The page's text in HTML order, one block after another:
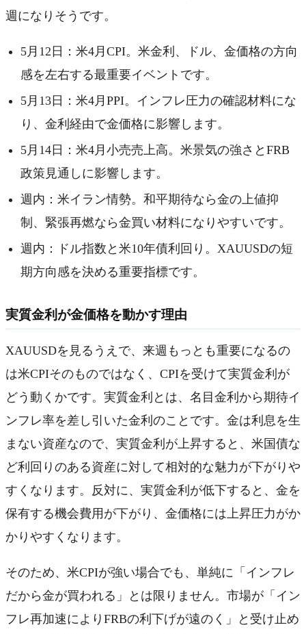
週になりそうです。
5月12日：米4月CPI。米金利、ドル、金価格の方向
感を左右する最重要イベントです。
5月13日：米4月PPI。インフレ圧力の確認材料にな
り、金利経由で金価格に影響します。
5月14日：米4月小売売上高。米景気の強さとFRB
政策見通しに影響します。
週内：米イラン情勢。和平期待なら金の上値抑
制、緊張再燃なら金買い材料になりやすいです。
週内：ドル指数と米10年債利回り。XAUUSDの短
期方向感を決める重要指標です。
実質金利が金価格を動かす理由
XAUUSDを見るうえで、来週もっとも重要になるの
は米CPIそのものではなく、CPIを受けて実質金利が
どう動くかです。実質金利とは、名目金利から期待イ
ンフレ率を差し引いた金利のことです。金は利息を生
まない資産なので、実質金利が上昇すると、米国債な
ど利回りのある資産に対して相対的な魅力が下がりや
すくなります。反対に、実質金利が低下すると、金を
保有する機会費用が下がり、金価格には上昇圧力がか
かりやすくなります。
そのため、米CPIが強い場合でも、単純に「インフレ
だから金が買われる」とは限りません。市場が「イン
フレ再加速によりFRBの利下げが遠のく」と受け止め